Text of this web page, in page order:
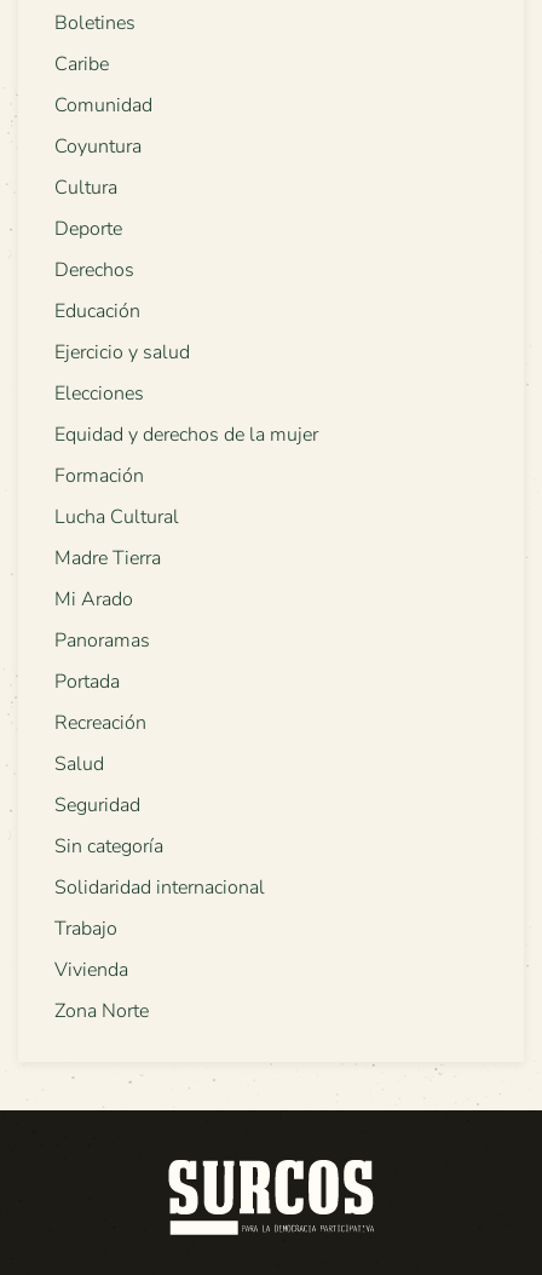
Boletines
Caribe
Comunidad
Coyuntura
Cultura
Deporte
Derechos
Educación
Ejercicio y salud
Elecciones
Equidad y derechos de la mujer
Formación
Lucha Cultural
Madre Tierra
Mi Arado
Panoramas
Portada
Recreación
Salud
Seguridad
Sin categoría
Solidaridad internacional
Trabajo
Vivienda
Zona Norte